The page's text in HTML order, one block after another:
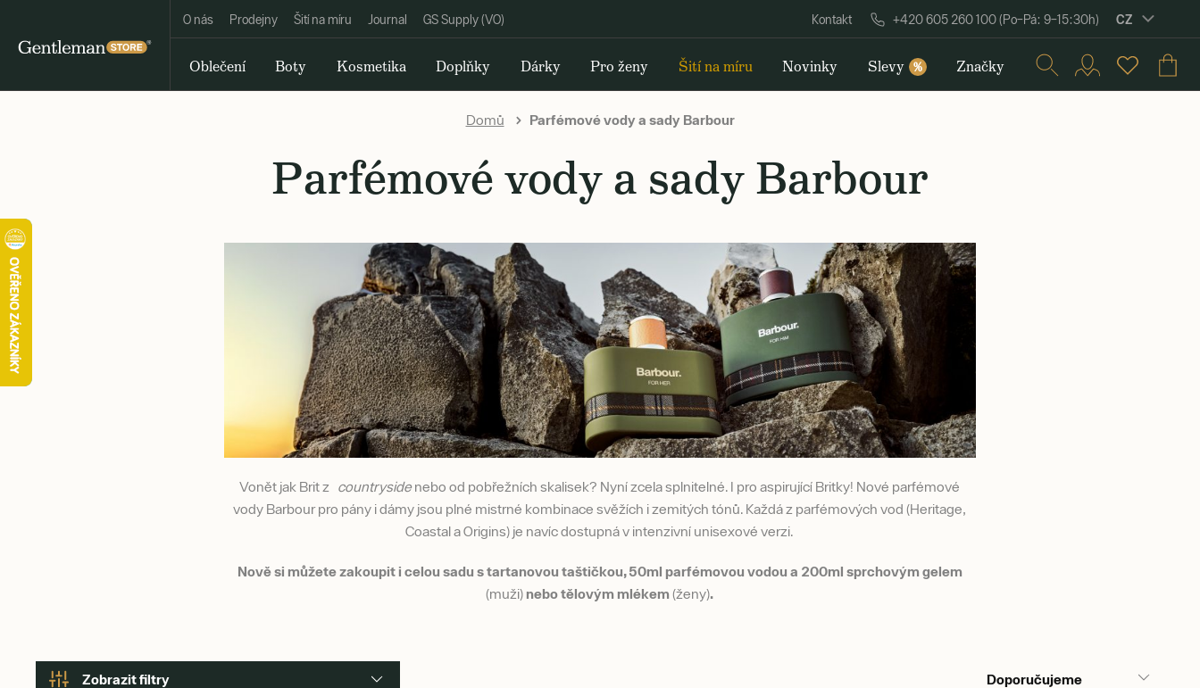
O nás Prodejny Šití na míru Journal GS Supply (VO) Kontakt +420 605 260 100 (Po–Pá: 9–15:30h) CZ
Oblečení Boty Kosmetika Doplňky Dárky Pro ženy Šití na míru Novinky Slevy % Značky
Domů Parfémové vody a sady Barbour
Parfémové vody a sady Barbour
Vonět jak Brit z countrysidenebo od pobřežních skalisek? Nyní zcela splnitelné. I pro aspirující Britky! Nové parfémové
vody Barbour pro pány i dámy jsou plné mistrné kombinace svěžích i zemitých tónů. Každá z parfémových vod (Heritage,
Coastal a Origins) je navíc dostupná v intenzivní unisexové verzi.
Nově si můžete zakoupit i celou sadu s tartanovou taštičkou, 50ml parfémovou vodou a 200ml sprchovým gelem
(muži) nebo tělovým mlékem(ženy).
Zobrazit filtry Doporučujeme